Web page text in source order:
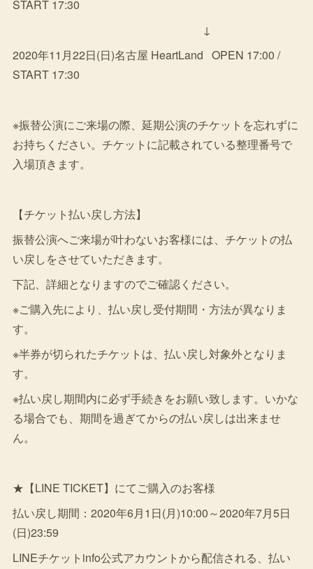
START 17:30
↓
2020年11月22日(日)名古屋 HeartLand OPEN 17:00 /
START 17:30
※振替公演にご来場の際、延期公演のチケットを忘れずに
お持ちください。チケットに記載されている整理番号で
入場頂きます。
【チケット払い戻し方法】
振替公演へご来場が叶わないお客様には、チケットの払
い戻しをさせていただきます。
下記、詳細となりますのでご確認ください。
※ご購入先により、払い戻し受付期間・方法が異なりま
す。
※半券が切られたチケットは、払い戻し対象外となりま
す。
※払い戻し期間内に必ず手続きをお願い致します。いかな
る場合でも、期間を過ぎてからの払い戻しは出来ませ
ん。
★【LINE TICKET】にてご購入のお客様
払い戻し期間：2020年6月1日(月)10:00～2020年7月5日
(日)23:59
LINEチケットinfo公式アカウントから配信される、払い